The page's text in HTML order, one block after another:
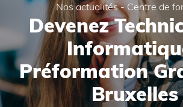
Nos actualités - Centre de
Devenez
Préformation
Bruxelles